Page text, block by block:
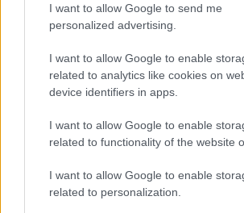
I want to allow Google to send me
personalized advertising.
I want to allow Google to enable
related to analytics like cookies on
device identifiers in apps.
I want to allow Google to enable
related to functionality of the website
I want to allow Google to enable
related to personalization.
biztonsági megoldásoknak
biztonsági fenyegetések észlelésére.
A biztonság most és a jövőben is
Samsung számára, a vállalat
felhasználók adatainak védelme
A Samsung Pay elindítása sikeres
büszke arra, hogy kizárólag a
használható, ahol bankkártyánkkal
kézi lehúzással fizethetünk."